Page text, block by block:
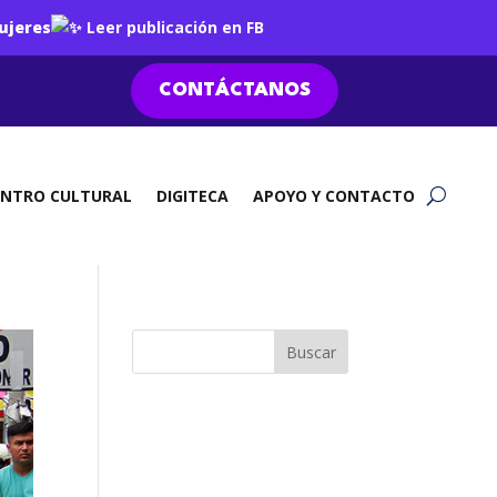
Leer publicación en FB
CONTÁCTANOS
CULTURAL DIGITECA APOYO Y CONTACTO